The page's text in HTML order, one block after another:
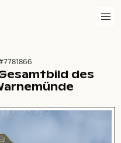
des